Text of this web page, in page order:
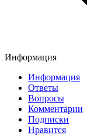
Информация
Информация
Ответы
Вопросы
Комментарии
Подписки
Нравится